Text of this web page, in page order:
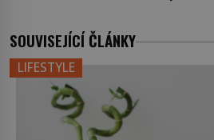
SOUVISEJÍCÍ ČLÁNKY
LIFESTYLE